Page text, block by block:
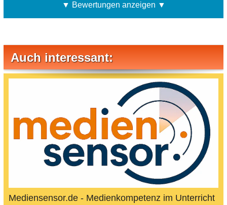
▼ Bewertungen anzeigen ▼
Auch interessant:
Mediensensor.de - Medienkompetenz im Unterricht